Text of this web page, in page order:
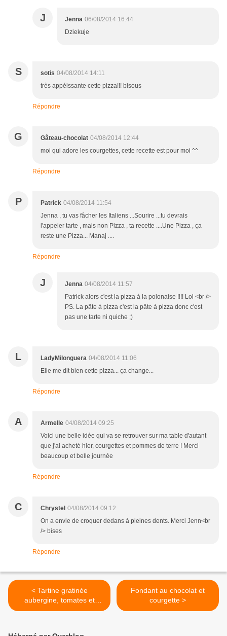
J Jenna 06/08/2014 16:44
Dziekuje
S sotis 04/08/2014 14:11
très appéissante cette pizza!!! bisous
Répondre
G Gâteau-chocolat 04/08/2014 12:44
moi qui adore les courgettes, cette recette est pour moi ^^
Répondre
P Patrick 04/08/2014 11:54
Jenna , tu vas fâcher les Italiens ...Sourire ...tu devrais
l'appeler tarte , mais non Pizza , ta recette ....Une Pizza , ça
reste une Pizza... Manaj ....
Répondre
J Jenna 04/08/2014 11:57
Patrick alors c'est la pizza à la polonaise !!!! Lol <br />
PS. La pâte à pizza c'est la pâte à pizza donc c'est
pas une tarte ni quiche ;)
L LadyMilonguera 04/08/2014 11:06
Elle me dit bien cette pizza... ça change...
Répondre
A Armelle 04/08/2014 09:25
Voici une belle idée qui va se retrouver sur ma table d'autant
que j'ai acheté hier, courgettes et pommes de terre ! Merci
beaucoup et belle journée
Répondre
C Chrystel 04/08/2014 09:12
On a envie de croquer dedans à pleines dents. Merci Jenn<br
/> bises
Répondre
< Tartine gratinée
aubergine, tomates et
chèvre frais
Fondant au chocolat et
courgette >